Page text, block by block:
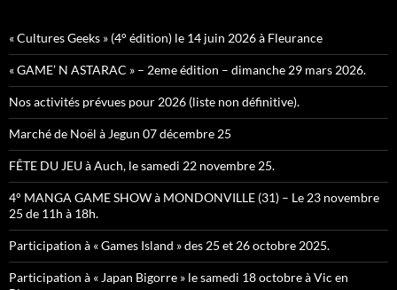
« Cultures Geeks » (4° édition) le 14 juin 2026 à Fleurance
« GAME’ N ASTARAC » – 2eme édition – dimanche 29 mars 2026.
Nos activités prévues pour 2026 (liste non définitive).
Marché de Noël à Jegun 07 décembre 25
FÊTE DU JEU à Auch, le samedi 22 novembre 25.
4° MANGA GAME SHOW à MONDONVILLE (31) – Le 23 novembre
25 de 11h à 18h.
Participation à « Games Island » des 25 et 26 octobre 2025.
Participation à « Japan Bigorre » le samedi 18 octobre à Vic en